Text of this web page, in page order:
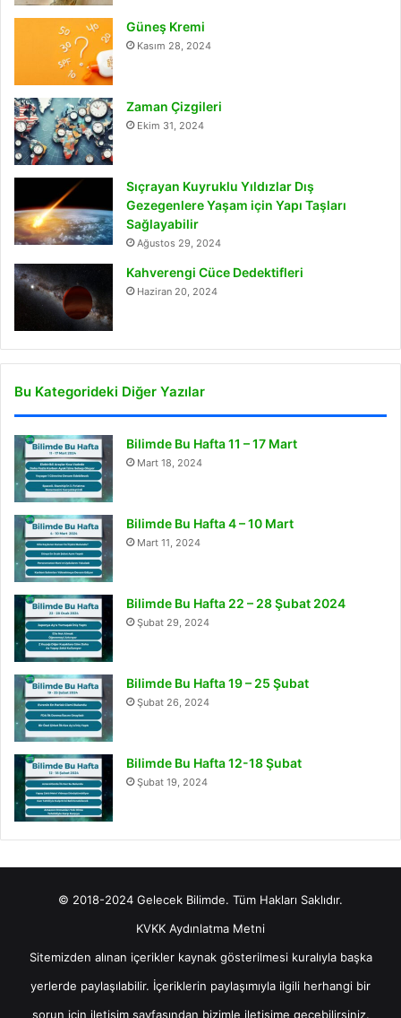
Güneş Kremi
Kasım 28, 2024
Zaman Çizgileri
Ekim 31, 2024
Sıçrayan Kuyruklu Yıldızlar Dış
Gezegenlere Yaşam için Yapı Taşları
Sağlayabilir
Ağustos 29, 2024
Kahverengi Cüce Dedektifleri
Haziran 20, 2024
Bu Kategorideki Diğer Yazılar
Bilimde Bu Hafta 11 – 17 Mart
Mart 18, 2024
Bilimde Bu Hafta 4 – 10 Mart
Mart 11, 2024
Bilimde Bu Hafta 22 – 28 Şubat 2024
Şubat 29, 2024
Bilimde Bu Hafta 19 – 25 Şubat
Şubat 26, 2024
Bilimde Bu Hafta 12-18 Şubat
Şubat 19, 2024
© 2018-2024 Gelecek Bilimde. Tüm Hakları Saklıdır.
KVKK Aydınlatma Metni
Sitemizden alınan içerikler kaynak gösterilmesi kuralıyla başka
yerlerde paylaşılabilir. İçeriklerin paylaşımıyla ilgili herhangi bir
sorun için iletişimsayfasından bizimle iletişime geçebilirsiniz.